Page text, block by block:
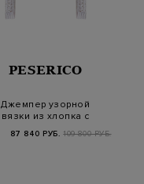
PESERICO
Джемпер узорной
вязки из хлопка с
пайетка…
87 840 РУБ. 109 800 РУБ.